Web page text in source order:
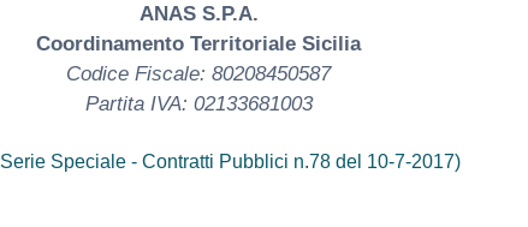
ANAS S.P.A.
Coordinamento Territoriale Sicilia
Codice Fiscale: 80208450587
Partita IVA: 02133681003
Serie Speciale - Contratti Pubblici n.78 del 10-7-2017)